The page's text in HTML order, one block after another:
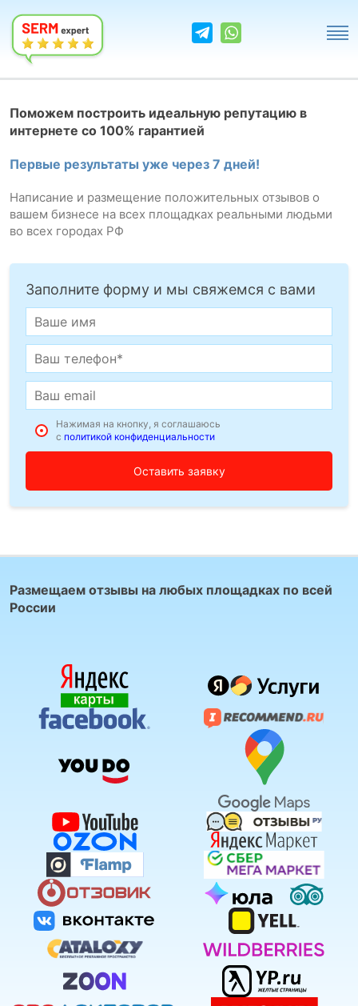
Поможем построить идеальную репутацию в
интернете со 100% гарантией
Первые результаты уже через 7 дней!
Написание и размещение положительных отзывов о
вашем бизнесе на всех площадках реальными людьми
во всех городах РФ
Заполните форму и мы свяжемся с вами
Нажимая на кнопку, я соглашаюсь
с политикой конфиденциальности
Размещаем отзывы на любых площадках по всей
России